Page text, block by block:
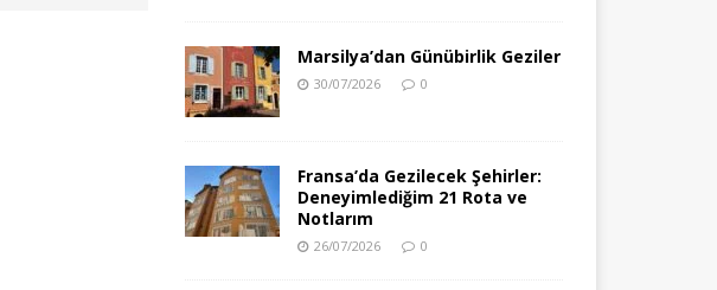
Marsilya’dan Günübirlik Geziler
30/07/2026 0
Fransa’da Gezilecek Şehirler:
Deneyimlediğim 21 Rota ve
Notlarım
26/07/2026 0